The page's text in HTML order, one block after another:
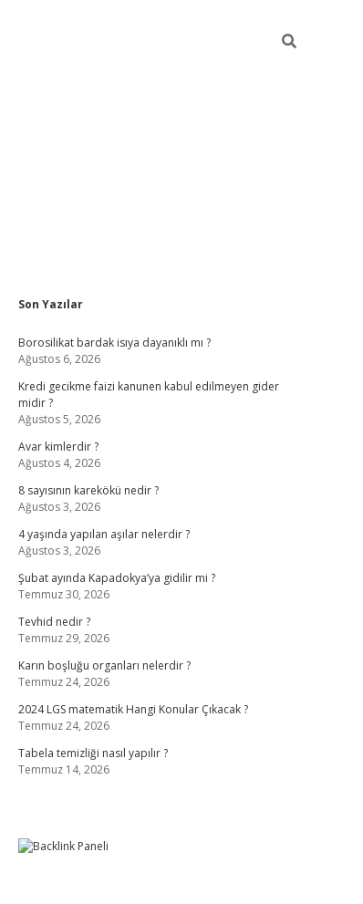
Sidebar
Son Yazılar
Borosilikat bardak isıya dayanıklı mı ?
Ağustos 6, 2026
Kredi gecikme faizi kanunen kabul edilmeyen gider
midir ?
Ağustos 5, 2026
Avar kimlerdir ?
Ağustos 4, 2026
8 sayısının karekökü nedir ?
Ağustos 3, 2026
4 yaşında yapılan aşılar nelerdir ?
Ağustos 3, 2026
Şubat ayında Kapadokya’ya gidilir mi ?
Temmuz 30, 2026
Tevhid nedir ?
Temmuz 29, 2026
Karın boşluğu organları nelerdir ?
Temmuz 24, 2026
2024 LGS matematik Hangi Konular Çıkacak ?
Temmuz 24, 2026
Tabela temizliği nasıl yapılır ?
Temmuz 14, 2026